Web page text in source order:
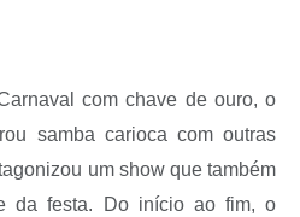
com chave de ouro, o
samba carioca com outras
um show que também
da festa. Do início ao fim, o